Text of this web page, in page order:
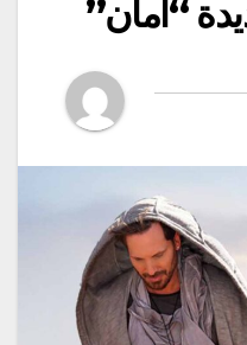
“آمان”